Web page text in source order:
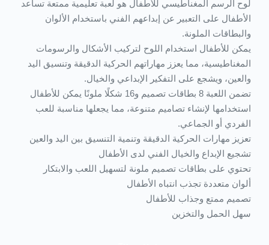
لوح الرسم المغناطيسي للأطفال هو لعبة تعليمية ممتعة تساعد
الأطفال على التعبير عن إبداعهم الفني باستخدام الألوان
والبطاقات الملونة.
يمكن للأطفال استخدام اللوح لتركيب الأشكال والرسومات
المغناطيسية، مما يعزز مهاراتهم الحركية الدقيقة وتنسيق اليد
والعين، ويشجع على التفكير الإبداعي والخيال.
تضمن اللعبة 8 بطاقات تصميم و16 شكلًا ملونًا يمكن للأطفال
استخدامها لإنشاء تصاميم متنوعة، مما يجعلها مناسبة للعب
الفردي أو الجماعي.
تعزيز مهارات الحركية الدقيقة وتنمية التنسيق بين اليد والعين
تشجيع الإبداع والخيال الفني لدى الأطفال
تحتوي على بطاقات تصميم ملونة لتسهيل اللعب والابتكار
ألوان متعددة تجذب انتباه الأطفال
تصميم ممتع وجذاب للأطفال
سهل الحمل والتخزين